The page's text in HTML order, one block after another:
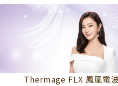
Thermage FLX 鳳凰電